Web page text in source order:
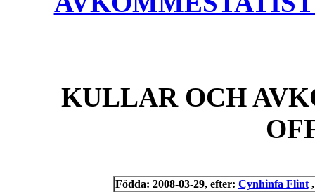
KULLAR OCH
Födda: 2008-03-29, efter: Cynhinfa Flint,